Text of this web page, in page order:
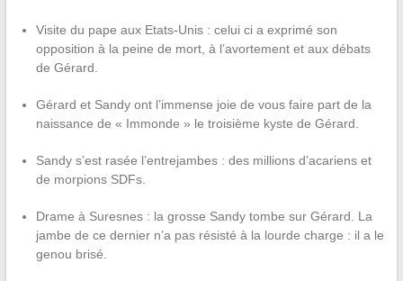
Visite du pape aux Etats-Unis : celui ci a exprimé son
opposition à la peine de mort, à l’avortement et aux débats
de Gérard.
Gérard et Sandy ont l’immense joie de vous faire part de la
naissance de « Immonde » le troisième kyste de Gérard.
Sandy s’est rasée l’entrejambes : des millions d’acariens et
de morpions SDFs.
Drame à Suresnes : la grosse Sandy tombe sur Gérard. La
jambe de ce dernier n’a pas résisté à la lourde charge : il a le
genou brisé.